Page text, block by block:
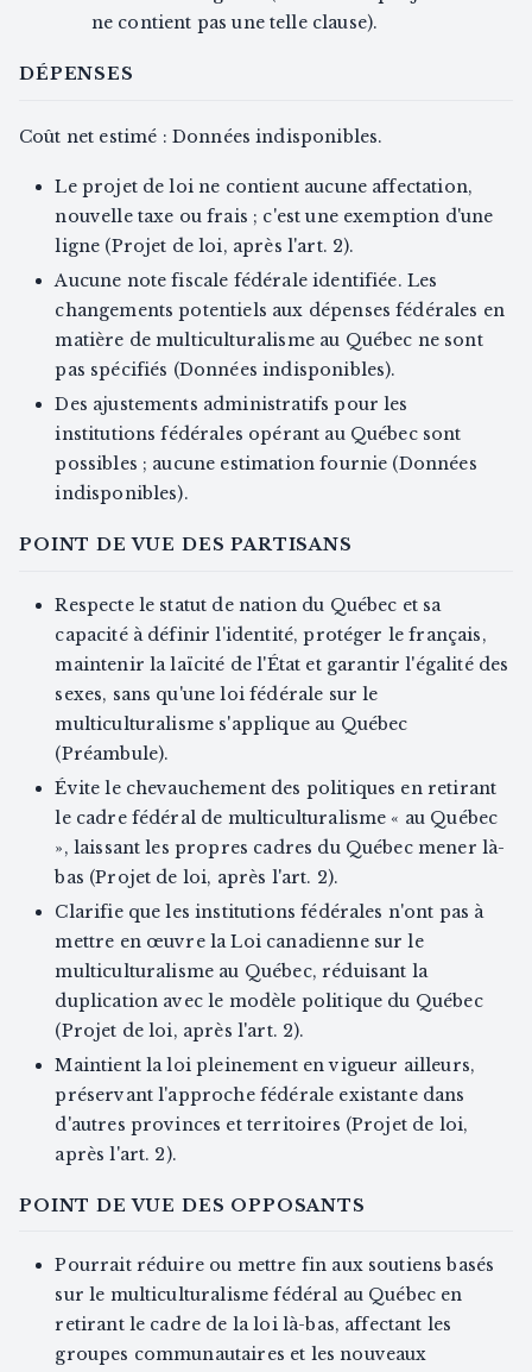
ne contient pas une telle clause).
DÉPENSES
Coût net estimé : Données indisponibles.
Le projet de loi ne contient aucune affectation,
nouvelle taxe ou frais ; c'est une exemption d'une
ligne (Projet de loi, après l'art. 2).
Aucune note fiscale fédérale identifiée. Les
changements potentiels aux dépenses fédérales en
matière de multiculturalisme au Québec ne sont
pas spécifiés (Données indisponibles).
Des ajustements administratifs pour les
institutions fédérales opérant au Québec sont
possibles ; aucune estimation fournie (Données
indisponibles).
POINT DE VUE DES PARTISANS
Respecte le statut de nation du Québec et sa
capacité à définir l'identité, protéger le français,
maintenir la laïcité de l'État et garantir l'égalité des
sexes, sans qu'une loi fédérale sur le
multiculturalisme s'applique au Québec
(Préambule).
Évite le chevauchement des politiques en retirant
le cadre fédéral de multiculturalisme « au Québec
», laissant les propres cadres du Québec mener là-
bas (Projet de loi, après l'art. 2).
Clarifie que les institutions fédérales n'ont pas à
mettre en œuvre la Loi canadienne sur le
multiculturalisme au Québec, réduisant la
duplication avec le modèle politique du Québec
(Projet de loi, après l'art. 2).
Maintient la loi pleinement en vigueur ailleurs,
préservant l'approche fédérale existante dans
d'autres provinces et territoires (Projet de loi,
après l'art. 2).
POINT DE VUE DES OPPOSANTS
Pourrait réduire ou mettre fin aux soutiens basés
sur le multiculturalisme fédéral au Québec en
retirant le cadre de la loi là-bas, affectant les
groupes communautaires et les nouveaux